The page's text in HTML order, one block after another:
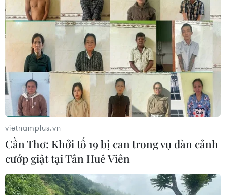
Mỹ hoàn trả khoảng 100 tỷ USD thuế
quan sau phán quyết của Tòa án Tối
05/08/2026 22:58
Nhật Bản: Nội các thông qua chính
sách giảm thuế tiêu thụ thực phẩm
xuống 1%
05/08/2026 15:30
Ngành Hải quan đẩy mạnh cải cách
vietnamplus.vn
Cần Thơ: Khởi tố 19 bị can trong vụ dàn cảnh
cướp giật tại Tân Huê Viên